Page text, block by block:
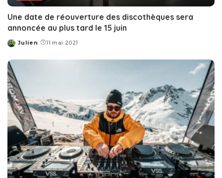
Une date de réouverture des discothèques sera
annoncée au plus tard le 15 juin
Posted
Julien 11 mai 2021